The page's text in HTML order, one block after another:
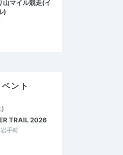
山マイル競走(イ
)
ント
)
TRAIL 2026
手町